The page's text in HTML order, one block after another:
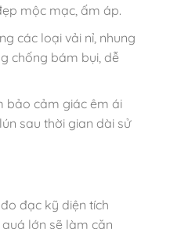
mộc mạc, ấm áp.
các loại vải nỉ, nhung
chống bám bụi, dễ
cảm giác êm ái
sau thời gian dài sử
đạc kỹ diện tích
lớn sẽ làm căn